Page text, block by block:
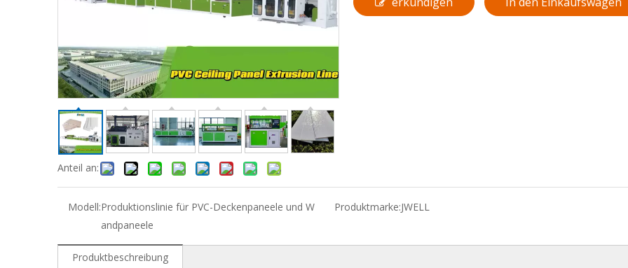
Anteil an:
Modell:Produktionslinie für PVC-Deckenpaneele und W
andpaneele
Produktmarke:JWELL
Produktbeschreibung